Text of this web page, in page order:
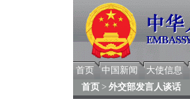
首页 中国新闻 大使信息
首页 > 外交部发言人谈话